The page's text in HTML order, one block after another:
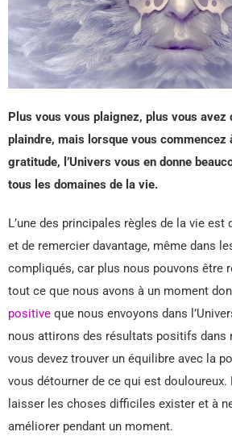
Plus vous vous plaignez, plus vous avez
plaindre, mais lorsque vous commencez
gratitude, l’Univers vous en donne
tous les domaines de la vie.
L’une des principales règles de la vie est
et de remercier davantage, même dans
compliqués, car plus nous pouvons être
tout ce que nous avons à un moment
positive que nous envoyons dans
nous attirons des résultats positifs dans
vous devez trouver un équilibre avec la
vous détourner de ce qui est douloureux.
laisser les choses difficiles exister et à
améliorer pendant un moment.